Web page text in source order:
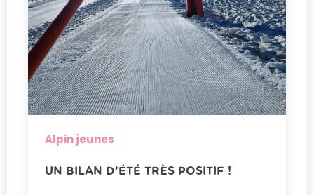
Alpin jeunes
UN BILAN D’ÉTÉ TRÈS POSITIF !